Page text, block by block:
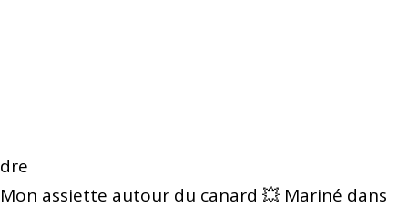
dre
Mon assiette autour du canard 💥 Mariné dans